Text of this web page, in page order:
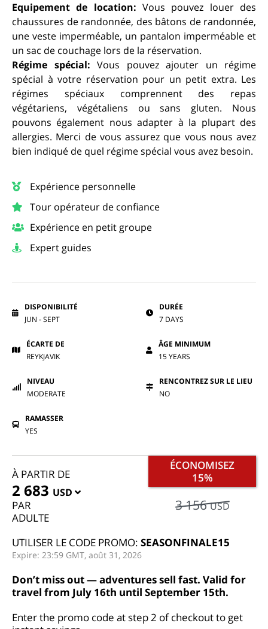
Equipement de location: Vous pouvez louer des
chaussures de randonnée, des bâtons de randonnée,
une veste imperméable, un pantalon imperméable et
un sac de couchage lors de la réservation.
Régime spécial: Vous pouvez ajouter un régime
spécial à votre réservation pour un petit extra. Les
régimes spéciaux comprennent des repas
végétariens, végétaliens ou sans gluten. Nous
pouvons également nous adapter à la plupart des
allergies. Merci de vous assurez que vous nous avez
bien indiqué de quel régime spécial vous avez besoin.
Expérience personnelle
Tour opérateur de confiance
Expérience en petit groupe
Expert guides
DISPONIBILITÉ
JUN - SEPT
DURÉE
7 DAYS
ÉCARTE DE
REYKJAVIK
ÂGE MINIMUM
15 YEARS
NIVEAU
MODERATE
RENCONTREZ SUR LE LIEU
NO
RAMASSER
YES
À PARTIR DE
2 683 USD
PAR
ADULTE
ÉCONOMISEZ
15%
3 156 USD
UTILISER LE CODE PROMO: SEASONFINALE15
Expire: 23:59 GMT, août 31, 2026
Don’t miss out — adventures sell fast. Valid for
travel from July 16th until September 15th.
Enter the promo code at step 2 of checkout to get